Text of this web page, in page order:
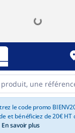
le code promo
et bénéficiez de 20€ HT
En savoir plus